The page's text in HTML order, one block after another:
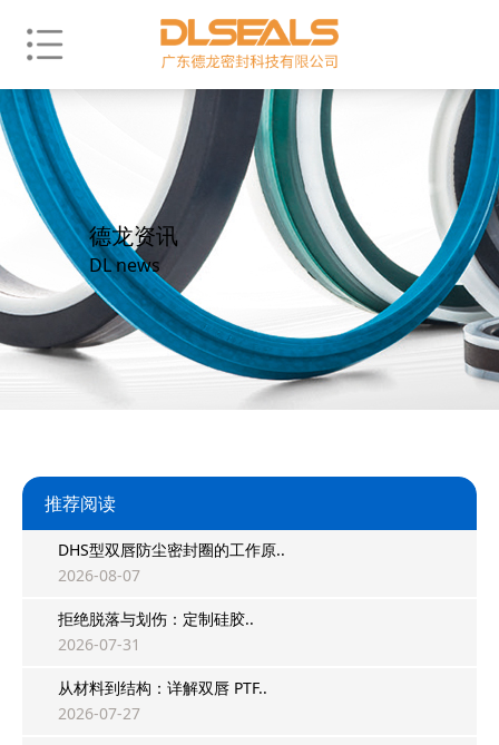
德龙资讯
DL news
推荐阅读
DHS型双唇防尘密封圈的工作原..
2026-08-07
拒绝脱落与划伤：定制硅胶..
2026-07-31
从材料到结构：详解双唇 PTF..
2026-07-27